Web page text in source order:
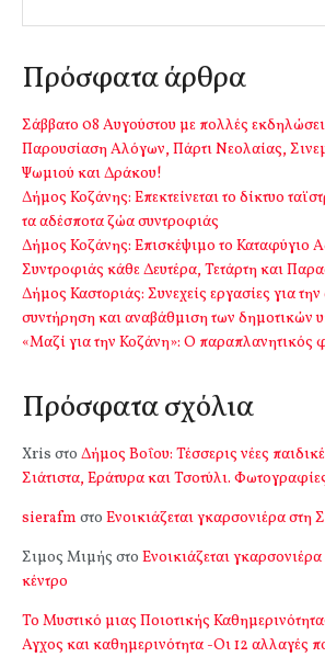
Πρόσφατα άρθρα
Σάββατο 08 Αυγούστου με πολλές
Παρουσίαση Αλόγων, Πάρτι Νεολαίας,
Ψωμιού και Δράκου!
Δήμος Κοζάνης: Επεκτείνεται το δίκτυο
τα αδέσποτα ζώα συντροφιάς
Δήμος Κοζάνης: Επισκέψιμο το Καταφύγιο
Συντροφιάς κάθε Δευτέρα, Τετάρτη και
Δήμος Καστοριάς: Συνεχείς εργασίες για
συντήρηση και αναβάθμιση των δημοτικών
«Μαζί για την Κοζάνη»: Ο παραπλανητικός
Πρόσφατα σχόλια
Xris στο Δήμος Βοΐου: Τέσσερις νέες
Σιάτιστα, Εράτυρα και Τσοτύλι.
sierafm στο Ενοικιάζεται γκαρσονιέρα στη
Σιμος Μιμής στο Ενοικιάζεται γκαρσονιέρα
κέντρο
Το Μυστικό μιας Ποιοτικής
Αγχος και καθημερινότητα -Οι 12 αλλαγές